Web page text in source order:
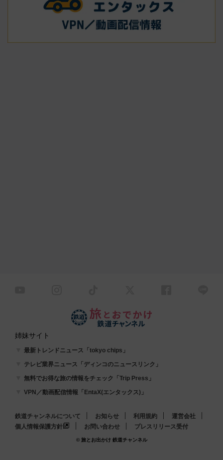
姉妹サイト
最新トレンドニュース「tokyo chips」
テレビ業界ニュース「ディンコのニュースリンク」
無料でお得な旅の情報をチェック「Trip Press」
VPN／動画配信情報「EntaX(エンタックス)」
鉄道チャンネルについて お知らせ 利用規約
運営会社
個人情報保護方針
お問い合わせ プレスリリース受付
© 旅とお出かけ 鉄道チャンネル